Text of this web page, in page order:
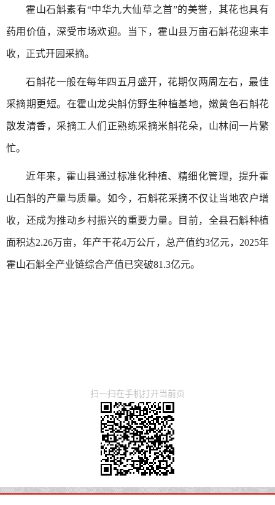
霍山石斛素有“中华九大仙草之首”的美誉，其花也具有
药用价值，深受市场欢迎。当下，霍山县万亩石斛花迎来丰
收，正式开园采摘。
石斛花一般在每年四五月盛开，花期仅两周左右，最佳
采摘期更短。在霍山龙尖斛仿野生种植基地，嫩黄色石斛花
散发清香，采摘工人们正熟练采摘米斛花朵，山林间一片繁
忙。
近年来，霍山县通过标准化种植、精细化管理，提升霍
山石斛的产量与质量。如今，石斛花采摘不仅让当地农户增
收，还成为推动乡村振兴的重要力量。目前，全县石斛种植
面积达2.26万亩，年产干花4万公斤，总产值约3亿元，2025年
霍山石斛全产业链综合产值已突破81.3亿元。
扫一扫在手机打开当前页